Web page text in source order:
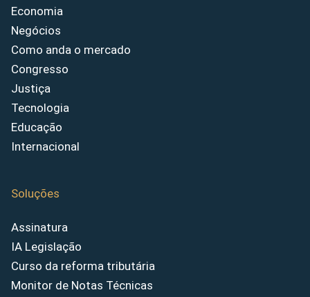
Economia
Negócios
Como anda o mercado
Congresso
Justiça
Tecnologia
Educação
Internacional
Soluções
Assinatura
IA Legislação
Curso da reforma tributária
Monitor de Notas Técnicas